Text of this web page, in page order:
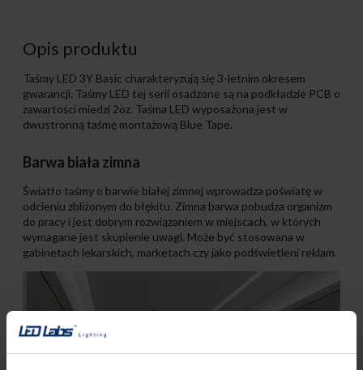
Opis produktu
Taśmy LED 3Y Basic charakteryzują się 3-letnim okresem
gwarancji. Taśmy LED tej serii osadzone są na podkładzie PCB o
zawartości miedzi 2oz. Taśma LED wyposażona jest w
dwustronną taśmę montażową Blue Tape.
Barwa biała zimna
Światło taśmy o barwie białej zimnej wprowadza poświatę w
odcieniu zbliżonym do błękitu. Zimna barwa pobudza organizm
do pracy i jest dobrym rozwiązaniem w miejscach, w których
wymagane jest skupienie uwagi. Może być stosowana w
gabinetach lekarskich, marketach czy jako podświetleni reklam.